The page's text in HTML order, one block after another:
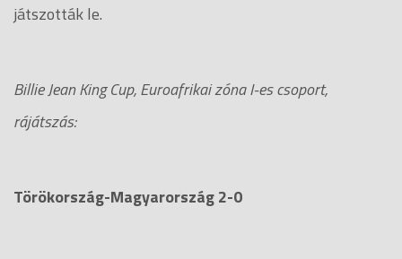
játszották le.
Billie Jean King Cup, Euroafrikai zóna I-es csoport,
rájátszás:
Törökország-Magyarország 2-0